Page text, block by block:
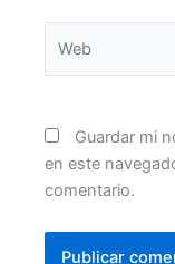
Guardar mi
en este
comentario.